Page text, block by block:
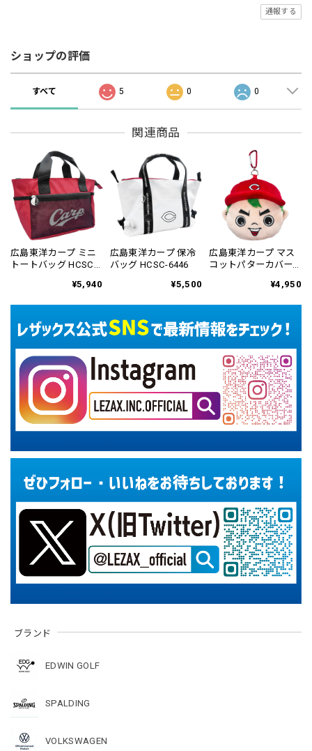
ブランド
EDWIN GOLF
SPALDING
VOLKSWAGEN
通報する
ショップの評価
すべて 5 0 0
関連商品
広島東洋カープ ミニ
トートバッグ HCSC-
¥5,940
広島東洋カープ 保冷
バッグ HCSC-6446
¥5,500
広島東洋カープ マス
コットパターカバー
¥4,950